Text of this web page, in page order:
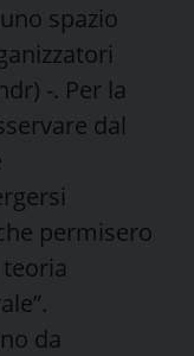
spazio
-. Per la
dal
permisero
da